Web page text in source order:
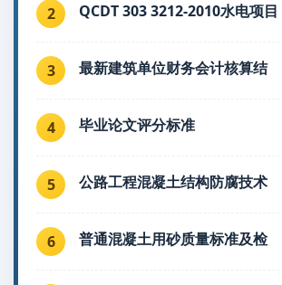
2 QCDT 303 3212-2010水电项目
3 最新建筑单位财务会计核算结
4 毕业论文评分标准
5 公路工程混凝土结构防腐技术
6 普通混凝土用砂质量标准及检